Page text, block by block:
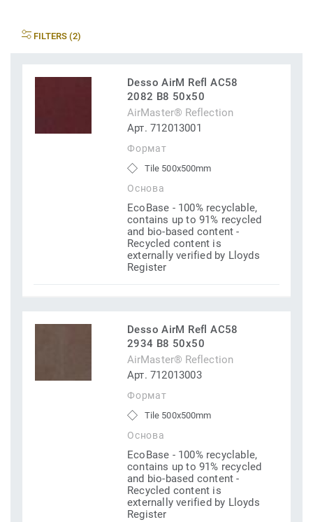
FILTERS (2)
Desso AirM Refl AC58
2082 B8 50x50
AirMaster® Reflection
Арт. 712013001
Формат
Tile 500x500mm
Основа
EcoBase - 100% recyclable,
contains up to 91% recycled
and bio-based content -
Recycled content is
externally verified by Lloyds
Register
Desso AirM Refl AC58
2934 B8 50x50
AirMaster® Reflection
Арт. 712013003
Формат
Tile 500x500mm
Основа
EcoBase - 100% recyclable,
contains up to 91% recycled
and bio-based content -
Recycled content is
externally verified by Lloyds
Register